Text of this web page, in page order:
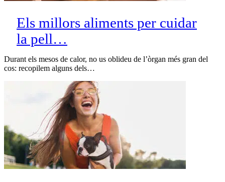
Els millors aliments per cuidar
la pell…
Durant els mesos de calor, no us oblideu de l’òrgan més gran del
cos: recopilem alguns dels…